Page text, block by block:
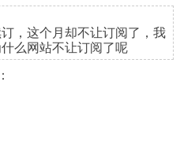
，这个月却不让订阅了，我
么网站不让订阅了呢